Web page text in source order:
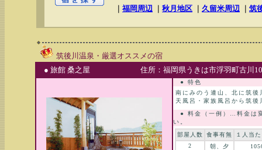
福岡周辺 秋月地区 久留米周辺 筑
筑後川温泉・厳選オススメの宿
● 旅館 桑之屋
住所：福岡県うきは市浮羽町古川
● 特色
南にみのう連山、北に筑
天風呂・家族風呂から筑
● 料金（一例）…料金は変
い。
部屋人数
食事有無
１人当
2
朝、夕